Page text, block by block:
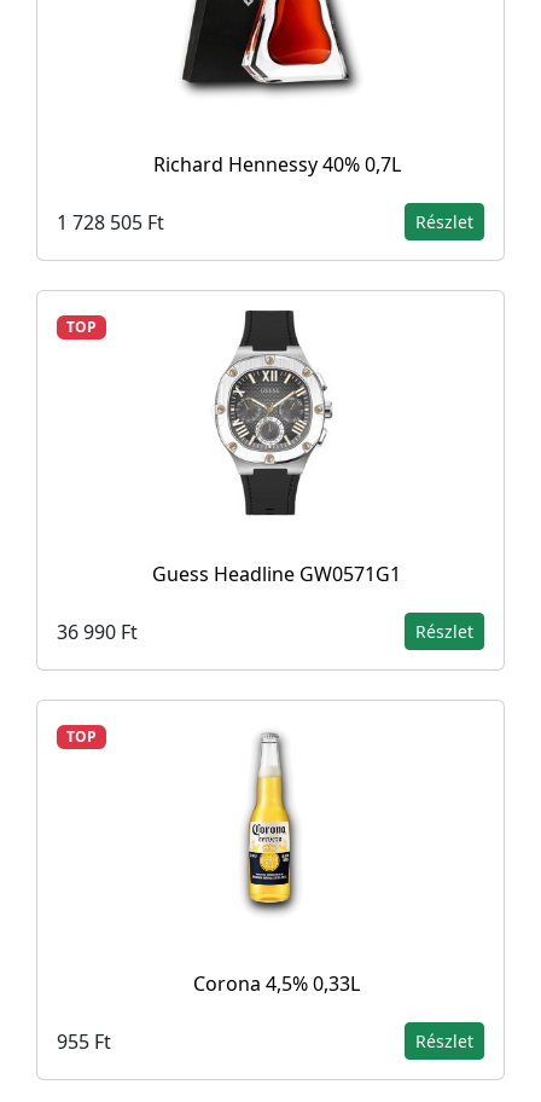
Richard Hennessy 40% 0,7L
1 728 505 Ft Részlet
TOP
Guess Headline GW0571G1
36 990 Ft Részlet
TOP
Corona 4,5% 0,33L
955 Ft Részlet